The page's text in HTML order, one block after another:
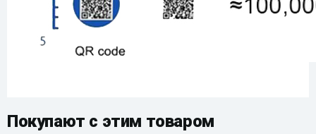
Покупают с этим товаром